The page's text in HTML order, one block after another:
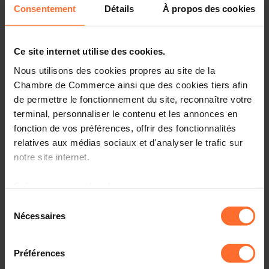
Consentement Détails À propos des cookies
Ce site internet utilise des cookies.
Nous utilisons des cookies propres au site de la
Chambre de Commerce ainsi que des cookies tiers afin
de permettre le fonctionnement du site, reconnaître votre
terminal, personnaliser le contenu et les annonces en
fonction de vos préférences, offrir des fonctionnalités
relatives aux médias sociaux et d'analyser le trafic sur
notre site internet.
à l’exception des cookies strictement nécessaires au
fonctionnement du site. Une description des différents
cookies est accessible sous l’onglet « Détails » ci-
dessus.
Nécessaires
Préférences
Plan de la session :
l’entreprise
Le rôle du Management
Céline CAMPI - EiviLux
Management depuis plus de 20 ans a créé sa propre
entreprises à poser un nouveau regard sur les
également coach individuel et d’équipe certifiée et a
ouvert une Management Academy il y a 3 ans . Eivilux est